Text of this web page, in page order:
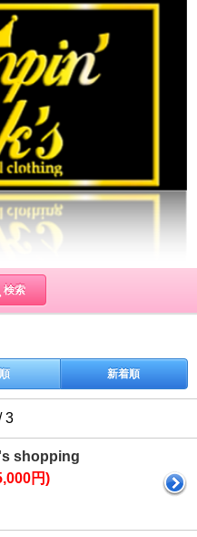
検索
新着順
3
shopping
円)